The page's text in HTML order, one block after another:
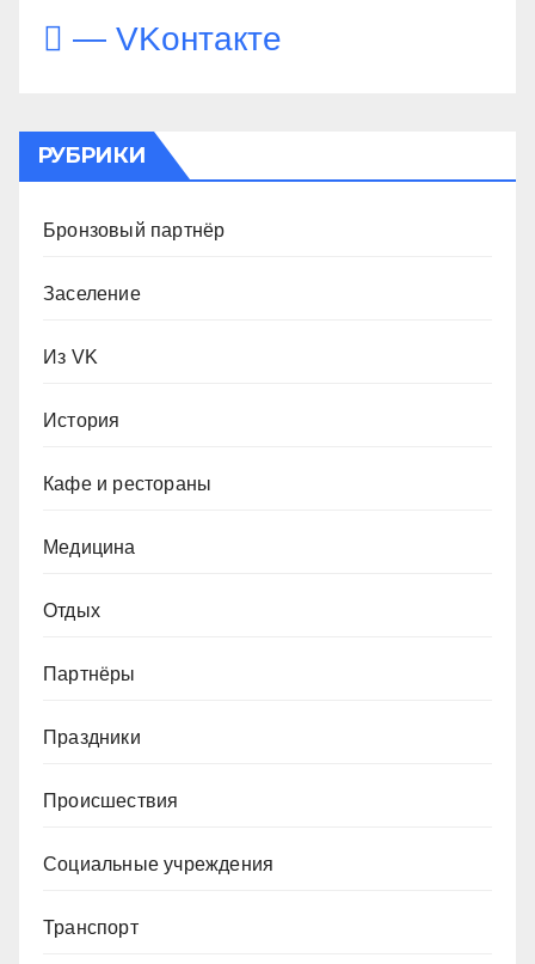
— VKонтакте
РУБРИКИ
Бронзовый партнёр
Заселение
Из VK
История
Кафе и рестораны
Медицина
Отдых
Партнёры
Праздники
Происшествия
Социальные учреждения
Транспорт